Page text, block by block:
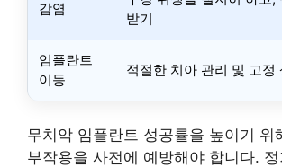
감염
받기
임플란트
이동
적절한 치아 관리 및 고정
무치악 임플란트 성공률을 높이기 위
부작용을 사전에 예방해야 합니다.